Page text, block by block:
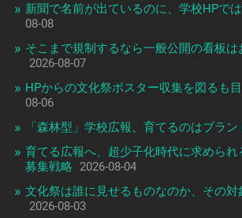
新聞で名前が出ているのに、学校HPで
08-08
そこまで規制するなら一般公開の看板
2026-08-07
HPからの文化祭ポスター収集を図るも
08-06
「森林型」学校広報、育てるのはブラン
育てる広報へ、超少子化時代に求められ
募集戦略
2026-08-04
文化祭は誰に見せるものなのか、その対
2026-08-03